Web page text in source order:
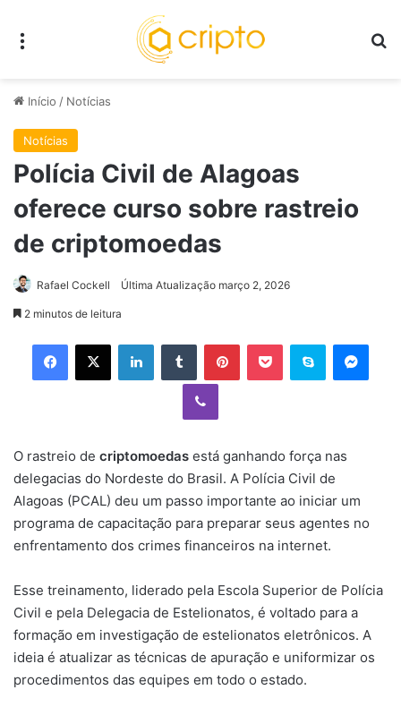
Início / Notícias
Notícias
Polícia Civil de Alagoas
oferece curso sobre rastreio
de criptomoedas
Rafael Cockell Última Atualização março 2, 2026
2 minutos de leitura
Facebook
X LinkedinTumblr PinterestPocket Skype
Viber
O rastreio de criptomoedas está ganhando força nas
delegacias do Nordeste do Brasil. A Polícia Civil de
Alagoas (PCAL) deu um passo importante ao iniciar um
programa de capacitação para preparar seus agentes no
enfrentamento dos crimes financeiros na internet.
Esse treinamento, liderado pela Escola Superior de Polícia
Civil e pela Delegacia de Estelionatos, é voltado para a
formação em investigação de estelionatos eletrônicos. A
ideia é atualizar as técnicas de apuração e uniformizar os
procedimentos das equipes em todo o estado.